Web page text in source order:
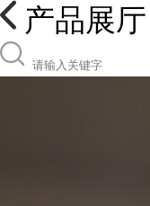
产品展厅